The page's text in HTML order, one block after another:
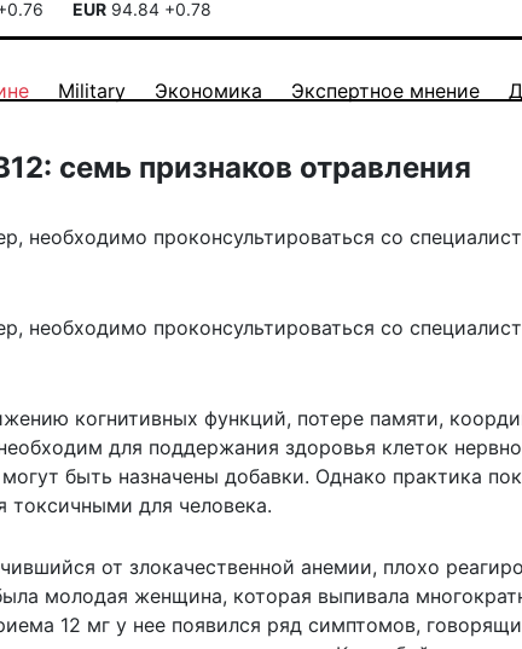
EUR 94.84 +0.78
Military Экономика Экспертное мнение
семь признаков отравления
необходимо проконсультироваться со
необходимо проконсультироваться со
когнитивных функций, потере памяти,
для поддержания здоровья клеток
быть назначены добавки. Однако практика
токсичными для человека.
от злокачественной анемии, плохо
молодая женщина, которая выпивала
12 мг у нее появился ряд симптомов,